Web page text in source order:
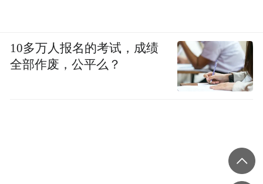
10多万人报名的考试，成绩
全部作废，公平么？